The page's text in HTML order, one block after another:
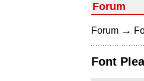
Forum
Forum →
Font